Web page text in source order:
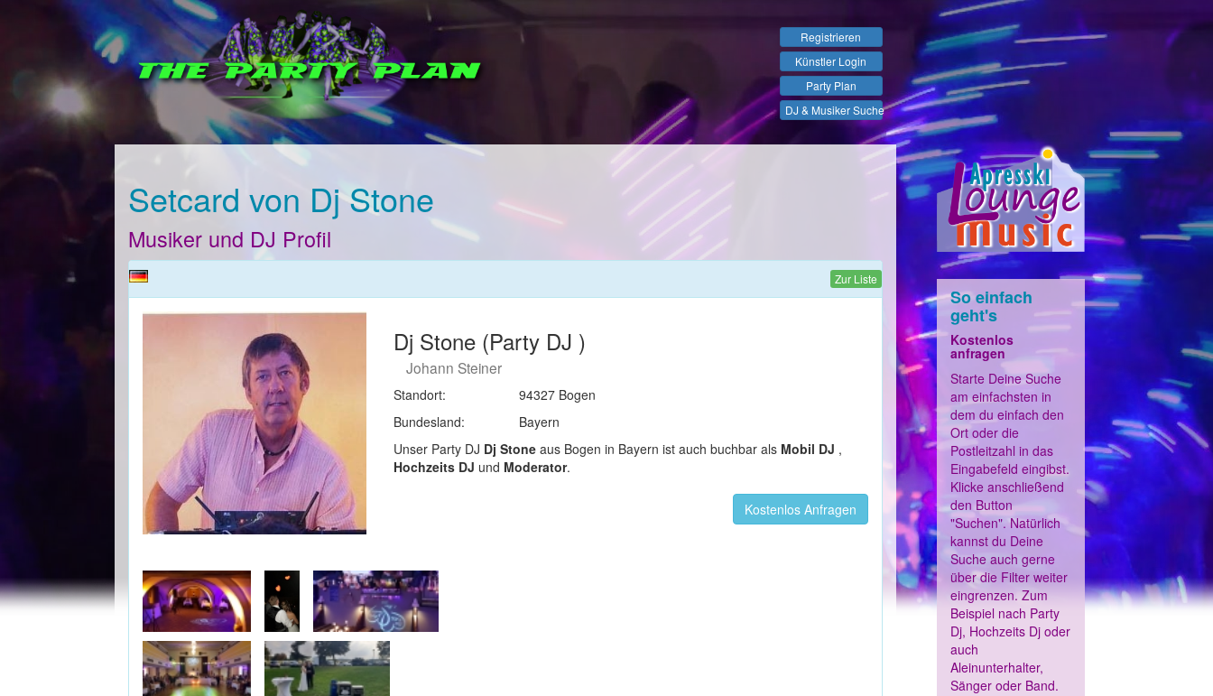
Registrieren
Künstler Login
Party Plan
DJ & Musiker Suche
Setcard von Dj Stone
Musiker und DJ Profil
Zur Liste
Dj Stone (Party DJ )
Johann Steiner
Standort:
94327 Bogen
Bundesland:
Bayern
Unser Party DJ Dj Stoneaus Bogen in Bayern ist auch buchbar als Mobil DJ ,
Hochzeits DJ und Moderator.
Kostenlos Anfragen
So einfach
geht's
Kostenlos
anfragen
Starte Deine Suche
am einfachsten in
dem du einfach den
Ort oder die
Postleitzahl in das
Eingabefeld eingibst.
Klicke anschließend
den Button
"Suchen". Natürlich
kannst du Deine
Suche auch gerne
über die Filter weiter
eingrenzen. Zum
Beispiel nach Party
Dj, Hochzeits Dj oder
auch
Aleinunterhalter,
Sänger oder Band.